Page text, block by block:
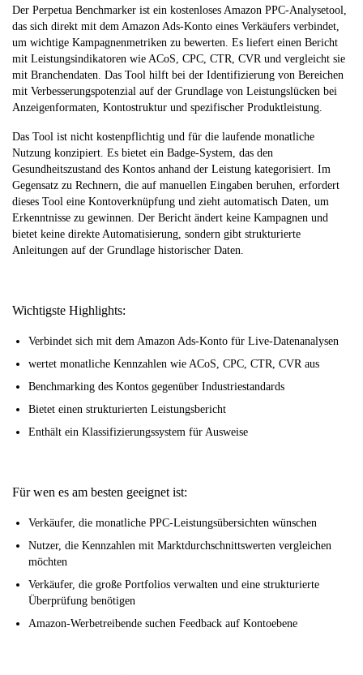
Der Perpetua Benchmarker ist ein kostenloses Amazon PPC-Analysetool,
das sich direkt mit dem Amazon Ads-Konto eines Verkäufers verbindet,
um wichtige Kampagnenmetriken zu bewerten. Es liefert einen Bericht
mit Leistungsindikatoren wie ACoS, CPC, CTR, CVR und vergleicht sie
mit Branchendaten. Das Tool hilft bei der Identifizierung von Bereichen
mit Verbesserungspotenzial auf der Grundlage von Leistungslücken bei
Anzeigenformaten, Kontostruktur und spezifischer Produktleistung.
Das Tool ist nicht kostenpflichtig und für die laufende monatliche
Nutzung konzipiert. Es bietet ein Badge-System, das den
Gesundheitszustand des Kontos anhand der Leistung kategorisiert. Im
Gegensatz zu Rechnern, die auf manuellen Eingaben beruhen, erfordert
dieses Tool eine Kontoverknüpfung und zieht automatisch Daten, um
Erkenntnisse zu gewinnen. Der Bericht ändert keine Kampagnen und
bietet keine direkte Automatisierung, sondern gibt strukturierte
Anleitungen auf der Grundlage historischer Daten.
Wichtigste Highlights:
Verbindet sich mit dem Amazon Ads-Konto für Live-Datenanalysen
wertet monatliche Kennzahlen wie ACoS, CPC, CTR, CVR aus
Benchmarking des Kontos gegenüber Industriestandards
Bietet einen strukturierten Leistungsbericht
Enthält ein Klassifizierungssystem für Ausweise
Für wen es am besten geeignet ist:
Verkäufer, die monatliche PPC-Leistungsübersichten wünschen
Nutzer, die Kennzahlen mit Marktdurchschnittswerten vergleichen
möchten
Verkäufer, die große Portfolios verwalten und eine strukturierte
Überprüfung benötigen
Amazon-Werbetreibende suchen Feedback auf Kontoebene